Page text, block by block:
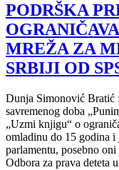
PODRŠKA
MREŽA ZA
SRBIJI OD
Dunja Simonović Bratić
savremenog doba
„Uzmi knjigu“ o
omladinu do 15 godina i
parlamentu, posebno
Odbora za prava